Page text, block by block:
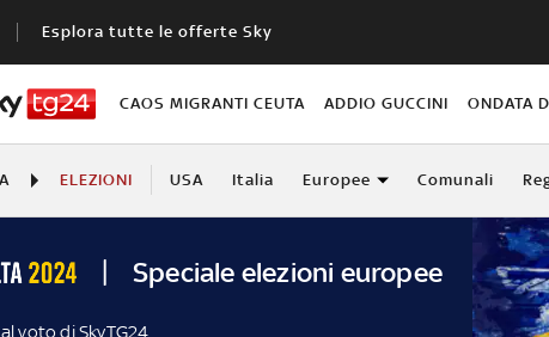
Esplora tutte le offerte Sky
CAOS MIGRANTI CEUTA ADDIO GUCCINI ONDATA
ELEZIONI USA Italia Europee Comunali
Speciale elezioni europee
voto di SkyTG24